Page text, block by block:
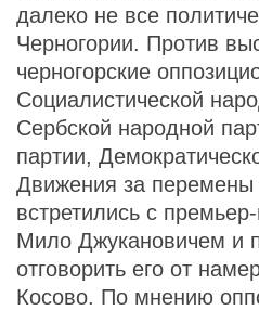
далеко не все
Черногории. Против
черногорские
Социалистической
Сербской народной
партии,
Движения за перемены
встретились с
Мило Джукановичем и
отговорить его от
Косово. По мнению